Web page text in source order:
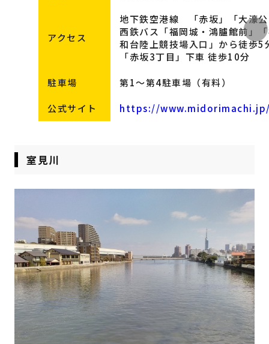
アクセス
地下鉄空港線 「赤坂」「大濠
西鉄バス「福岡城・鴻臚館前」
和台陸上競技場入口」から徒歩5
「赤坂3丁目」下車 徒歩10分
駐車場 第1～第4駐車場（有料）
公式サイト https://
室見川